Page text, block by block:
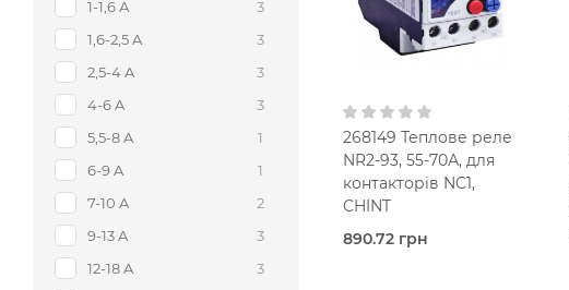
1-1,6 А
3
1,6-2,5 A
3
2,5-4 A
3
4-6 A
3
5,5-8 A
1
6-9 A
1
7-10 A
2
9-13 A
3
12-18 A
3
В кошик
268149 Теплове реле
NR2-93, 55-70А, для
контакторів NC1,
CHINT
890.72 грн